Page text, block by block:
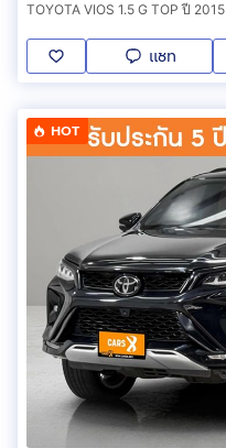
TOYOTA VIOS 1.5 G TOP ปี 2015
แชท
HOT